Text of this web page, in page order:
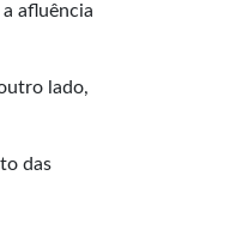
afluência
lado,
das